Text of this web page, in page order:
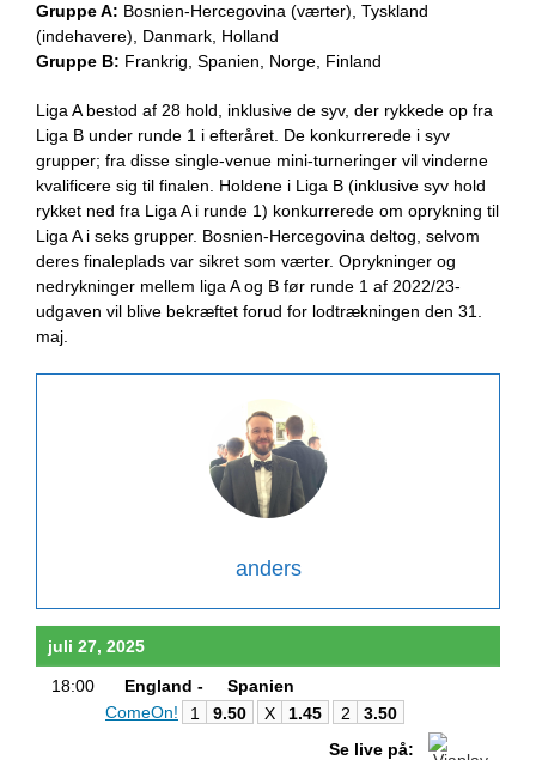
Gruppe A: Bosnien-Hercegovina (værter), Tyskland
(indehavere), Danmark, Holland
Gruppe B: Frankrig, Spanien, Norge, Finland
Liga A bestod af 28 hold, inklusive de syv, der rykkede op fra
Liga B under runde 1 i efteråret. De konkurrerede i syv
grupper; fra disse single-venue mini-turneringer vil vinderne
kvalificere sig til finalen. Holdene i Liga B (inklusive syv hold
rykket ned fra Liga A i runde 1) konkurrerede om oprykning til
Liga A i seks grupper. Bosnien-Hercegovina deltog, selvom
deres finaleplads var sikret som værter. Oprykninger og
nedrykninger mellem liga A og B før runde 1 af 2022/23-
udgaven vil blive bekræftet forud for lodtrækningen den 31.
maj.
anders
juli 27, 2025
18:00 England -
Spanien
ComeOn!
1 9.50 X 1.45 2
3.50
Se live på: